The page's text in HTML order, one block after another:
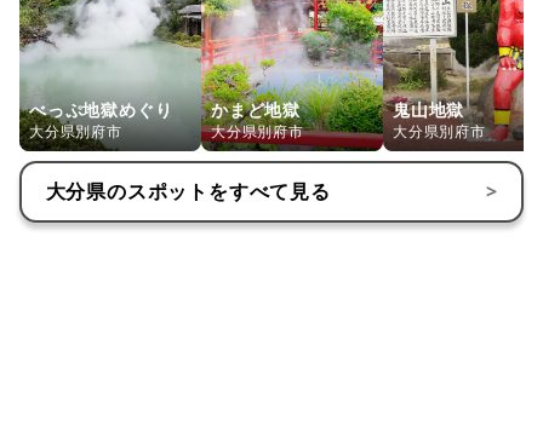
べっぷ地獄めぐり
大分県別府市
かまど地獄
大分県別府市
鬼山地獄
大分県別府市
大分県のスポットをすべて見る >